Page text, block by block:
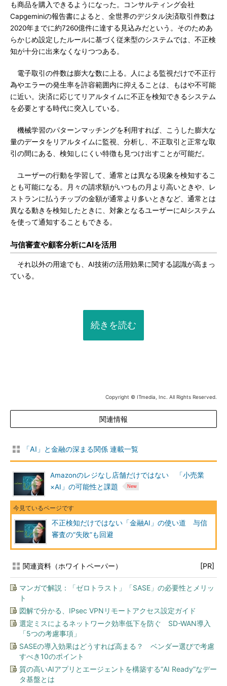
も商品を購入できるようになった。コンサルティング会社
Capgeminiの報告書によると、全世界のデジタル決済取引件数は
2020年までに約7260億件に達する見込みだという。そのためあ
らかじめ設定したルールに基づく従来型のシステムでは、不正検
知が十分に出来なくなりつつある。
電子取引の件数は膨大な数に上る。人による監視だけで不正行
為やエラーの発生率を許容範囲内に抑えることは、もはや不可能
に近い。決済に応じてリアルタイムに不正を検知できるシステム
を必要とする時代に突入している。
機械学習のパターンマッチングを利用すれば、こうした膨大な
量のデータをリアルタイムに監視、分析し、不正取引と正常な取
引の間にある、検知しにくい特徴も見つけ出すことが可能だ。
ユーザーの行動を学習して、通常とは異なる現象を検知するこ
とも可能になる。月々の請求額がいつもの月より高いときや、レ
ストランに払うチップの金額が通常より多いときなど、通常とは
異なる動きを検知したときに、対象となるユーザーにAIシステム
を使って通知することもできる。
与信審査や顧客分析にAIを活用
それ以外の用途でも、AI技術の活用効果に関する認識が高まっ
ている。
続きを読む
Copyright © ITmedia, Inc. All Rights Reserved.
関連情報
「AI」と金融の深まる関係 連載一覧
Amazonのレジなし店舗だけではない 「小売業
×AI」の可能性と課題
不正検知だけではない「金融AI」の使い道 与信
審査の“失敗”も回避
関連資料（ホワイトペーパー） [PR]
マンガで解説：「ゼロトラスト」「SASE」の必要性とメリッ
ト
図解で分かる、IPsec VPNリモートアクセス設定ガイド
選定ミスによるネットワーク効率低下を防ぐ SD-WAN導入
「5つの考慮事項」
SASEの導入効果はどうすれば高まる？ ベンダー選びで考慮
すべき10のポイント
質の高いAIアプリとエージェントを構築する“AI Ready”なデー
タ基盤とは